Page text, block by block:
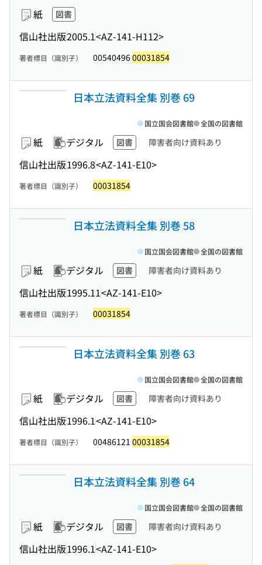
紙 図書
信山社出版2005.1<AZ-141-H112>
著者標目（識別子） 0054049600031854
日本立法資料全集 別巻 69
紙 デジタル 図書 障害者向け資料あり
信山社出版1996.8<AZ-141-E10>
国立国会図書館 全国の図書館
著者標目（識別子） 00031854
日本立法資料全集 別巻 58
紙 デジタル 図書 障害者向け資料あり
信山社出版1995.11<AZ-141-E10>
国立国会図書館 全国の図書館
著者標目（識別子） 00031854
日本立法資料全集 別巻 63
紙 デジタル 図書 障害者向け資料あり
信山社出版1996.1<AZ-141-E10>
国立国会図書館 全国の図書館
著者標目（識別子） 00486121 00031854
日本立法資料全集 別巻 64
紙 デジタル 図書 障害者向け資料あり
信山社出版1996.1<AZ-141-E10>
国立国会図書館 全国の図書館